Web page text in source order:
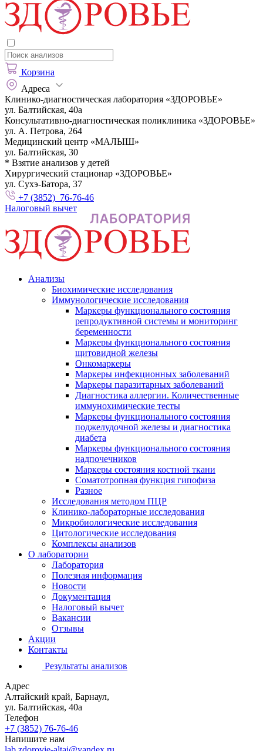
Корзина
Адреса
Клинико-диагностическая лаборатория «ЗДОРОВЬЕ»
ул. Балтийская, 40а
Консультативно-диагностическая поликлиника «ЗДОРОВЬЕ»
ул. А. Петрова, 264
Медицинский центр «МАЛЫШ»
ул. Балтийская, 30
* Взятие анализов у детей
Хирургический стационар «ЗДОРОВЬЕ»
ул. Сухэ-Батора, 37
+7 (3852) 76-76-46
Налоговый вычет
Анализы
Биохимические исследования
Иммунологические исследования
Маркеры функционального состояния
репродуктивной системы и мониторинг
беременности
Маркеры функционального состояния
щитовидной железы
Онкомаркеры
Маркеры инфекционных заболеваний
Маркеры паразитарных заболеваний
Диагностика аллергии. Количественные
иммунохимические тесты
Маркеры функционального состояния
поджелудочной железы и диагностика
диабета
Маркеры функционального состояния
надпочечников
Маркеры состояния костной ткани
Соматотропная функция гипофиза
Разное
Исследования методом ПЦР
Клинико-лабораторные исследования
Микробиологические исследования
Цитологические исследования
Комплексы анализов
О лаборатории
Лаборатория
Полезная информация
Новости
Документация
Налоговый вычет
Вакансии
Отзывы
Акции
Контакты
Результаты анализов
Адрес
Алтайский край, Барнаул,
ул. Балтийская, 40а
Телефон
+7 (3852) 76-76-46
Напишите нам